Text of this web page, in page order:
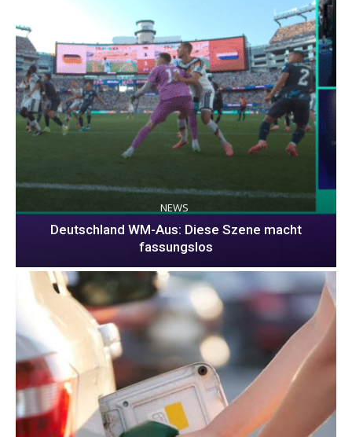
NEWS
Deutschland WM-Aus: Diese Szene macht
fassungslos